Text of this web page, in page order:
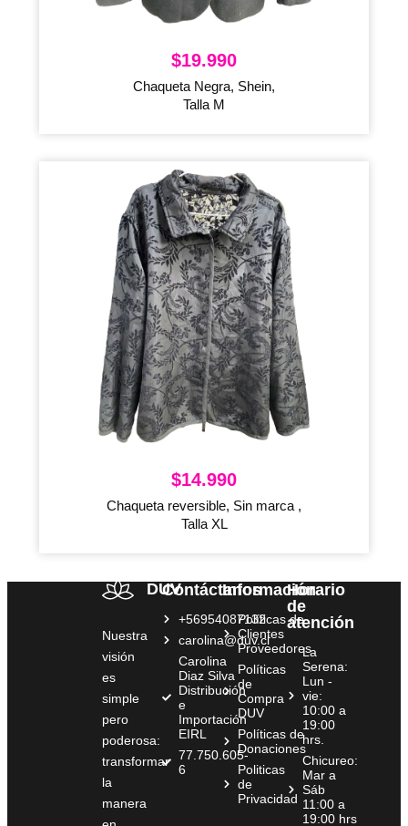
$19.990
Chaqueta Negra, Shein,
Talla M
$14.990
Chaqueta reversible, Sin marca ,
Talla XL
DUV
Nuestra
visión
es
simple
pero
poderosa:
transformar
la
manera
Contáctanos
+56954087132
carolina@duv.cl
Carolina
Diaz Silva
Distribución
e
Importación
EIRL
77.750.605-
6
Información
Políticas de
Clientes
Proveedores
Políticas
de
Compra
DUV
Políticas de
Donaciones
Politicas
de
Privacidad
Horario
de
atención
La
Serena:
Lun -
vie:
10:00 a
19:00
hrs.
Chicureo:
Mar a
Sáb
11:00 a
19:00 hrs